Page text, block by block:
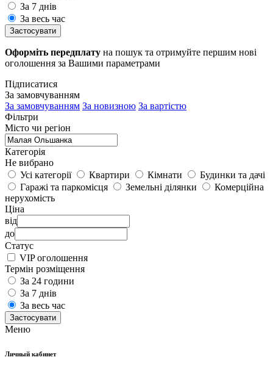
За 7 днів
За весь час
Застосувати
Оформіть передплату на пошук та отримуйте першим нові
оголошення за Вашими параметрами
Підписатися
За замовчуванням
За замовчуванням За новизною За вартістю
Фільтри
Місто чи регіон
Категорія
Не вибрано
Усі категорії
Квартири Кімнати
Будинки та дачі
Гаражі та паркомісця
Земельні ділянки
Комерційна
нерухомість
Ціна
від
до
Статус
VIP оголошення
Термін розміщення
За 24 години
За 7 днів
За весь час
Застосувати
Меню
Личный кабинет